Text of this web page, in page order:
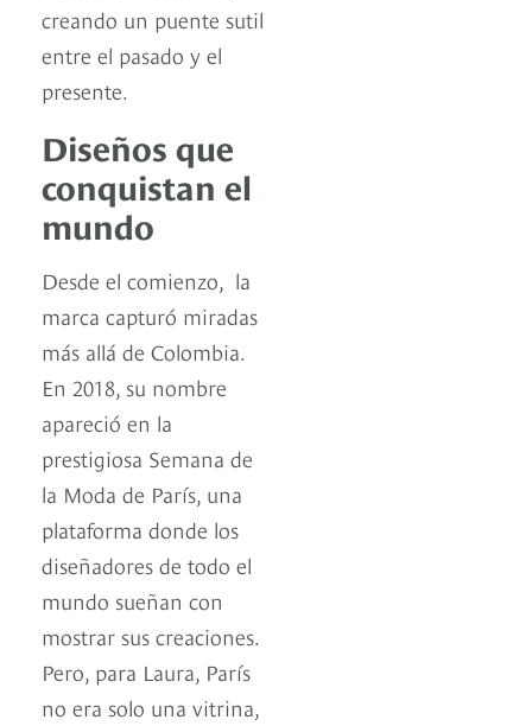
creando un puente sutil
entre el pasado y el
presente.
Diseños que
conquistan el
mundo
Desde el comienzo, la
marca capturó miradas
más allá de Colombia.
En 2018, su nombre
apareció en la
prestigiosa Semana de
la Moda de París, una
plataforma donde los
diseñadores de todo el
mundo sueñan con
mostrar sus creaciones.
Pero, para Laura, París
no era solo una vitrina,